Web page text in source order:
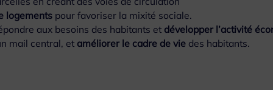
en créant des voies de circulation
logements pour favoriser la mixité sociale.
aux besoins des habitants et développer l’activité
mail central, et améliorer le cadre de vie des habitants.